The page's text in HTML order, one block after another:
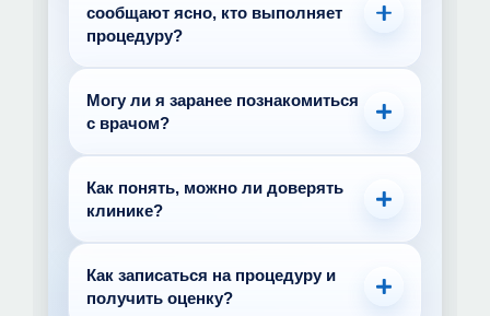
сообщают ясно, кто выполняет
процедуру?
предоставляется недостаточно прозрачно.
Именно поэтому важно заранее спросить,
кто будет участвовать в процедуре и какую
роль будет выполнять врач. Открытая и
ясная коммуникация является признаком
Могу ли я заранее познакомиться
с врачом?
рекомендуется узнать, кто будет вашим
врачом, какой у него опыт и какими
квалификациями он обладает.
Как понять, можно ли доверять
клинике?
Врач должен быть ясно представлен, а
информация о его сертификатах и опыте
Как записаться на процедуру и
получить оценку?